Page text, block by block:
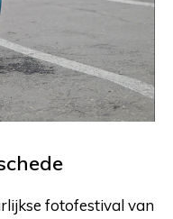
fotofestival van